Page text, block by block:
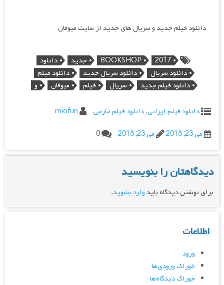
دانلود فیلم جدید و سریال های جدید از سایت میوفان
2017
BOOKSHOP جدید
دانلود
دانلود سریال
دانلود سریال جدید
دانلود فیلم
دانلود فیلم جدید
سریال فیلم میوفان و
دانلود فیلم ایرانی،دانلود فیلم خارجی
miofun
می 23, 2018
می 23, 2018 0
دیدگاهتان را بنویسید
برای نوشتن دیدگاه بایدوارد بشوید.
اطلاعات
ورود
خوراک ورودی‌ها
خوراک دیدگاه‌ها